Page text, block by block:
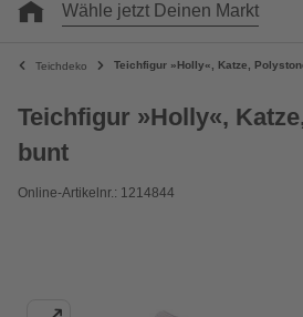
Wähle jetzt Deinen Markt
Teichdeko Teichfigur »Holly«, Katze,
Teichfigur »Holly«,
bunt
Online-Artikelnr.: 1214844